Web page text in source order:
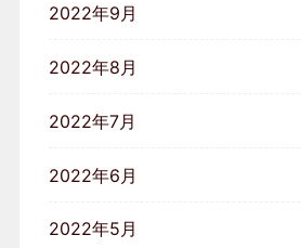
2022年9月
2022年8月
2022年7月
2022年6月
2022年5月